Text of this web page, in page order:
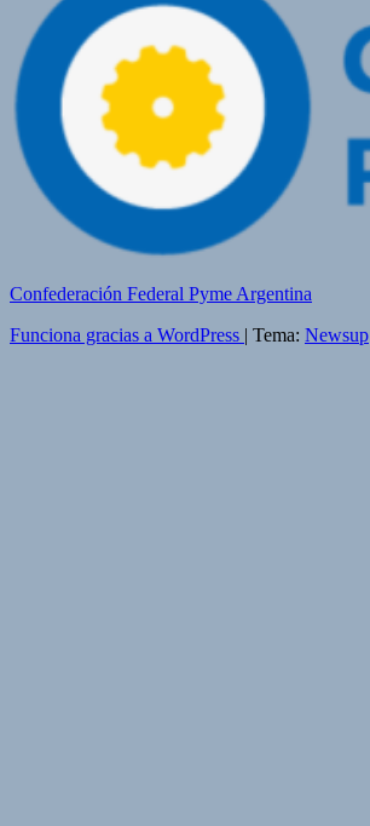
Confederación Federal Pyme Argentina
Funciona gracias a WordPress | Tema: Newsup